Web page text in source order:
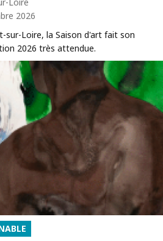
2026
sur-Loire, la Saison d'art fait son
2026 très attendue.